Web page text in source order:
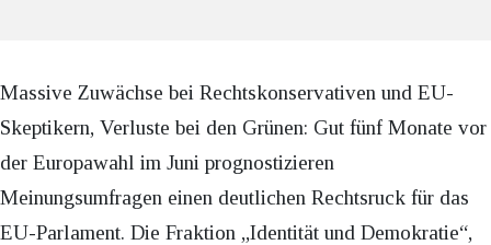
Massive Zuwächse bei Rechtskonservativen und EU-
Skeptikern, Verluste bei den Grünen: Gut fünf Monate vor
der Europawahl im Juni prognostizieren
Meinungsumfragen einen deutlichen Rechtsruck für das
EU-Parlament. Die Fraktion „Identität und Demokratie“,